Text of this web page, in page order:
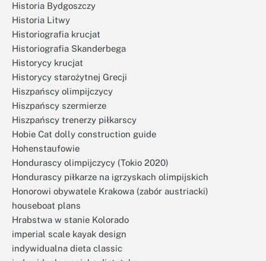
Historia Bydgoszczy
Historia Litwy
Historiografia krucjat
Historiografia Skanderbega
Historycy krucjat
Historycy starożytnej Grecji
Hiszpańscy olimpijczycy
Hiszpańscy szermierze
Hiszpańscy trenerzy piłkarscy
Hobie Cat dolly construction guide
Hohenstaufowie
Hondurascy olimpijczycy (Tokio 2020)
Hondurascy piłkarze na igrzyskach olimpijskich
Honorowi obywatele Krakowa (zabór austriacki)
houseboat plans
Hrabstwa w stanie Kolorado
imperial scale kayak design
indywidualna dieta classic